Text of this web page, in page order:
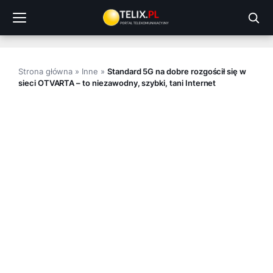
treści
Strona główna » Inne » Standard 5G na dobre rozgościł się w
sieci OTVARTA – to niezawodny, szybki, tani Internet